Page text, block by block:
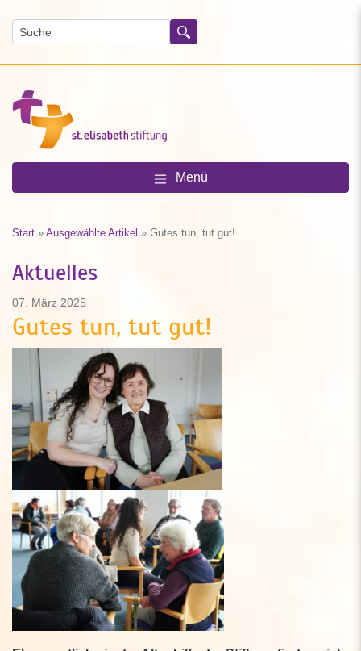
Suchen
Menü
Start » Ausgewählte Artikel » Gutes tun, tut gut!
Aktuelles
07. März 2025
Gutes tun, tut gut!